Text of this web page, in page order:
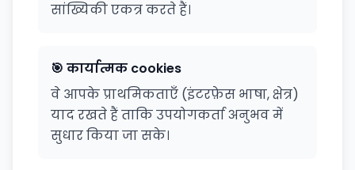
सांख्यिकी एकत्र करते हैं।
🎯 कार्यात्मक cookies
वे आपके प्राथमिकताएँ (इंटरफ़ेस भाषा, क्षेत्र)
याद रखते हैं ताकि उपयोगकर्ता अनुभव में
सुधार किया जा सके।